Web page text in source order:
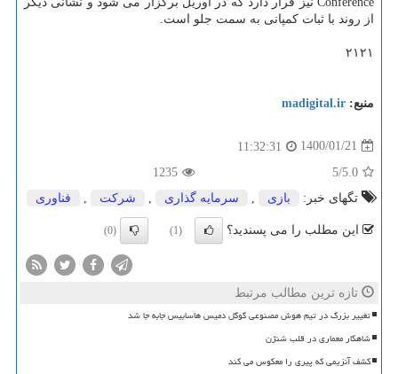
از روند با ثبات کمپانی به سمت جلو است.
۲۱۲۱
منبع: madigital.ir
1400/01/21
11:32:31
5.0
/5
1235
تگهای خبر:
بازی سرمایه گذاری شركت فناوری
این مطلب را می پسندید؟ (1)
(0)
تازه ترین مطالب مرتبط
تغییر بزرگ در تیم هوش مصنوعی گوگل دمیس هاسابیس جابه جا شد
شاهکار معماری در قلب شنژن
کشف آنزیمی که پیری را معکوس می کند